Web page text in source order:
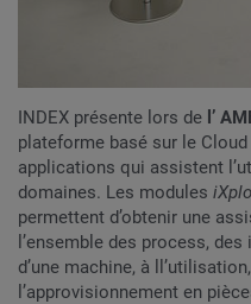
INDEX présente lors de l’
plateforme basé sur le Cloud
applications qui assistent
domaines. Les modules
permettent d’obtenir une
l’ensemble des process,
d’une machine, à
l’approvisionnement en